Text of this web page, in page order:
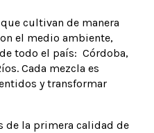
cultivan de manera
el medio ambiente,
todo el país: Córdoba,
Cada mezcla es
y transformar
de la primera calidad de